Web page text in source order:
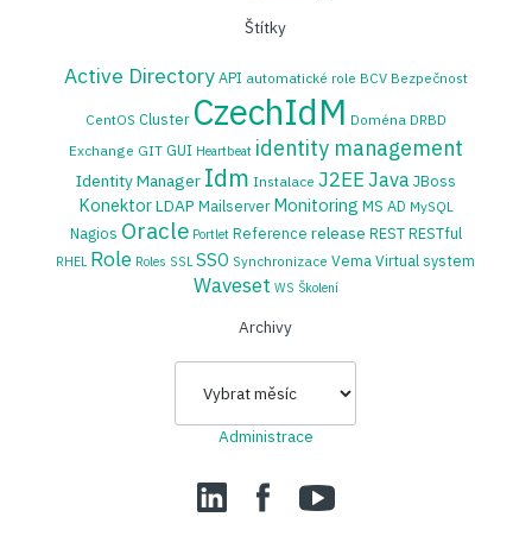
Štítky
Active DirectoryAPI automatické role BCV Bezpečnost
CentOS Cluster CzechIdM Doména DRBD
Exchange GIT GUI Heartbeat identity management
Identity Manager Idm Instalace J2EEJavaJBoss
KonektorLDAP Mailserver Monitoring MS AD MySQL
Nagios Oracle Portlet Reference release RESTRESTful
RHEL Role Roles SSL SSO Synchronizace Vema Virtual system
Waveset WS Školení
Archivy
Archivy
Administrace
LinedIn Facebook